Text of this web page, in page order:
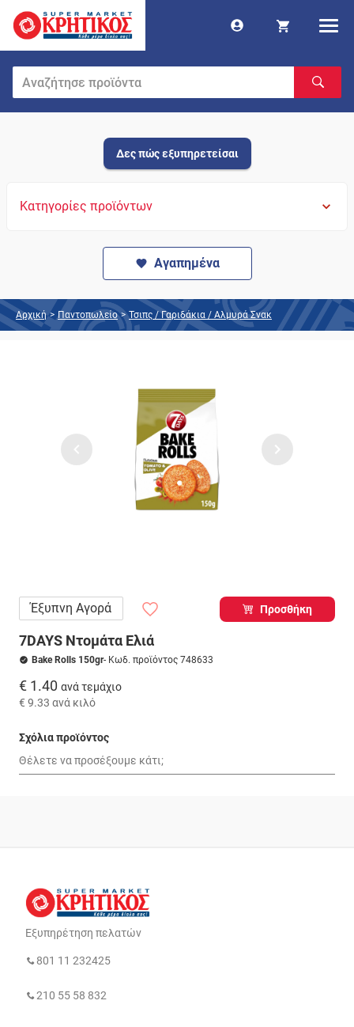
Δες πώς εξυπηρετείσαι
Κατηγορίες προϊόντων
Αγαπημένα
Αρχική > Παντοπωλείο > Τσιπς / Γαριδάκια / Αλμυρά Σνακ
Έξυπνη Αγορά Προσθήκη
7DAYS Ντομάτα Ελιά
Bake Rolls 150gr- Κωδ. προϊόντος 748633
€ 1.40 ανά τεμάχιο
€ 9.33 ανά κιλό
Σχόλια προϊόντος
Εξυπηρέτηση πελατών
801 11 232425
210 55 58 832